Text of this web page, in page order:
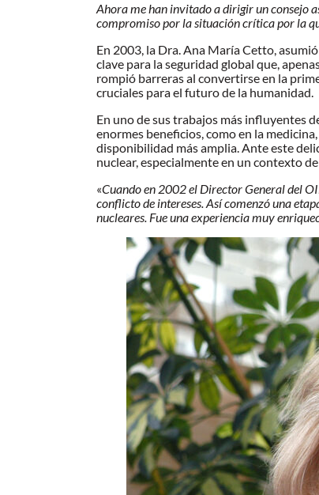
Ahora me han invitado a dirigir un consejo
compromiso por la situación crítica por la
En 2003, la Dra. Ana María Cetto,
clave para la seguridad global que,
rompió barreras al convertirse en la
cruciales para el futuro de la humanidad.
En uno de sus trabajos más influyentes
enormes beneficios, como en la
disponibilidad más amplia. Ante este
nuclear, especialmente en un contexto
«Cuando en 2002 el Director General del
conflicto de intereses. Así comenzó una
nucleares. Fue una experiencia muy